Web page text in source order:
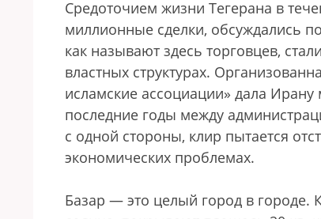
Средоточием жизни Тегерана в
миллионные сделки, обсуждались
как называют здесь торговцев,
властных структурах.
исламские ассоциации» дала
последние годы между
с одной стороны, клир пытается
экономических проблемах.
Базар — это целый город в